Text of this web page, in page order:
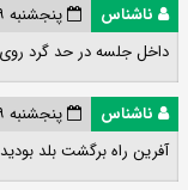
ناشناس
پنجشنبه ۹ مرداد ۱۴۰۴ ۱۰:۵۷:۵۹
داخل جلسه در حد گرد روی
ناشناس
پنجشنبه ۹ مرداد ۱۴۰۴ ۱۳:۳۸:۰۱
آفرین راه برگشت بلد